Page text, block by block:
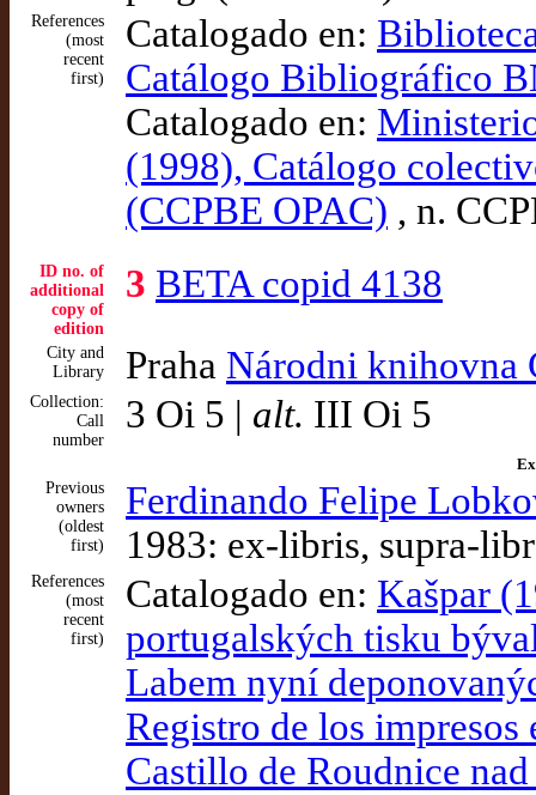
References
(most
recent
first)
Catalogado en:
Catálogo Bibliográfico
Catalogado en:
(1998), Catálogo
(CCPBE OPAC) , n.
ID no. of
additional
copy of
edition
3 BETA copid 4138
City and
Library
Praha Národni knihovna
Collection:
Call
number
3 Oi 5 | alt. III Oi 5
Previous
owners
(oldest
first)
Ferdinando Felipe
1983: ex-libris, supra-
References
(most
recent
first)
Catalogado en: Kašpar
portugalských tisku
Labem nyní
Registro de los
Castillo de Roudnice